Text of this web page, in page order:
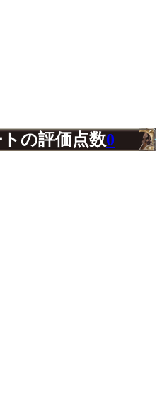
の評価点数0